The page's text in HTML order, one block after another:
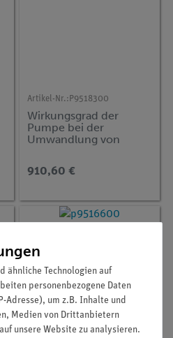
Artikel-Nr.: P9518300
Wirkungsgrad der
Pumpe bei der
Umwandlung von
potentielle Energie
910,60 €
ähnliche Technologien auf
personenbezogene Daten
Adresse), um z.B. Inhalte und
Medien von Drittanbietern
unsere Website zu analysieren.